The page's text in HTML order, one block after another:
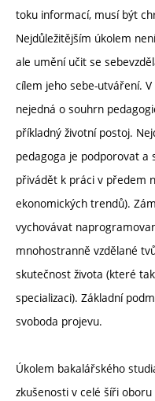
toku informací, musí být
Nejdůležitějším úkolem
ale umění učit se
cílem jeho sebe-utváření.
nejedná o souhrn
příkladný životní postoj.
pedagoga je podporovat a
přivádět k práci v předem
ekonomických trendů).
vychovávat
mnohostranně vzdělané
skutečnost života (které
specializaci). Základní
svoboda projevu.
Úkolem bakalářského
zkušenosti v celé šíři oboru